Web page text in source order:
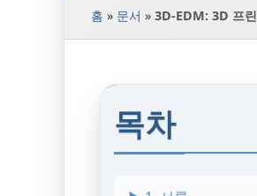
홈 » 문서 » 3D-EDM: 3D 프
목차